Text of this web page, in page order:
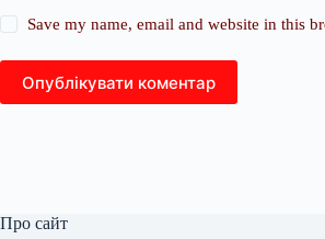
Save my name, email and website in this
Опублікувати коментар
Про сайт